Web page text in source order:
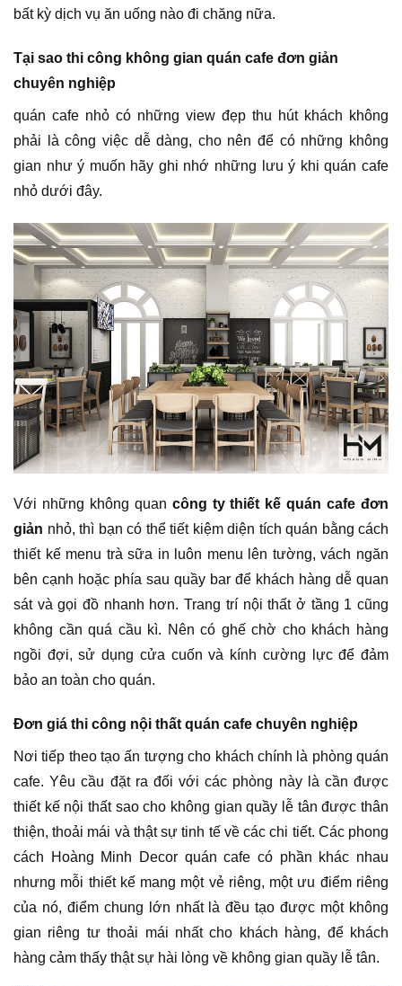
bất kỳ dịch vụ ăn uống nào đi chăng nữa.
Tại sao thi công không gian quán cafe đơn giản
chuyên nghiệp
quán cafe nhỏ có những view đẹp thu hút khách không
phải là công việc dễ dàng, cho nên để có những không
gian như ý muốn hãy ghi nhớ những lưu ý khi quán cafe
nhỏ dưới đây.
Với những không quan công ty thiết kế quán cafe đơn
giản nhỏ, thì bạn có thể tiết kiệm diện tích quán bằng cách
thiết kế menu trà sữa in luôn menu lên tường, vách ngăn
bên cạnh hoặc phía sau quầy bar để khách hàng dễ quan
sát và gọi đồ nhanh hơn. Trang trí nội thất ở tầng 1 cũng
không cần quá cầu kì. Nên có ghế chờ cho khách hàng
ngồi đợi, sử dụng cửa cuốn và kính cường lực để đảm
bảo an toàn cho quán.
Đơn giá thi công nội thất quán cafe chuyên nghiệp
Nơi tiếp theo tạo ấn tượng cho khách chính là phòng quán
cafe. Yêu cầu đặt ra đối với các phòng này là cần được
thiết kế nội thất sao cho không gian quầy lễ tân được thân
thiện, thoải mái và thật sự tinh tế về các chi tiết. Các phong
cách Hoàng Minh Decor quán cafe có phần khác nhau
nhưng mỗi thiết kế mang một vẻ riêng, một ưu điểm riêng
của nó, điểm chung lớn nhất là đều tạo được một không
gian riêng tư thoải mái nhất cho khách hàng, để khách
hàng cảm thấy thật sự hài lòng về không gian quầy lễ tân.